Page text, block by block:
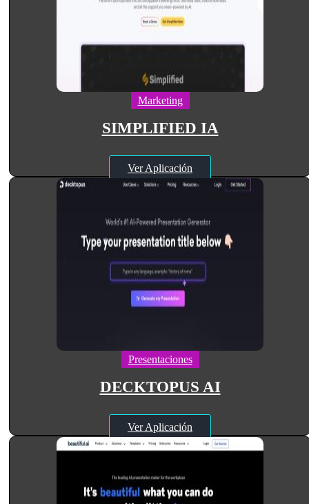
Marketing
SIMPLIFIED IA
Ver Aplicación
Presentaciones
DECKTOPUS AI
Ver Aplicación